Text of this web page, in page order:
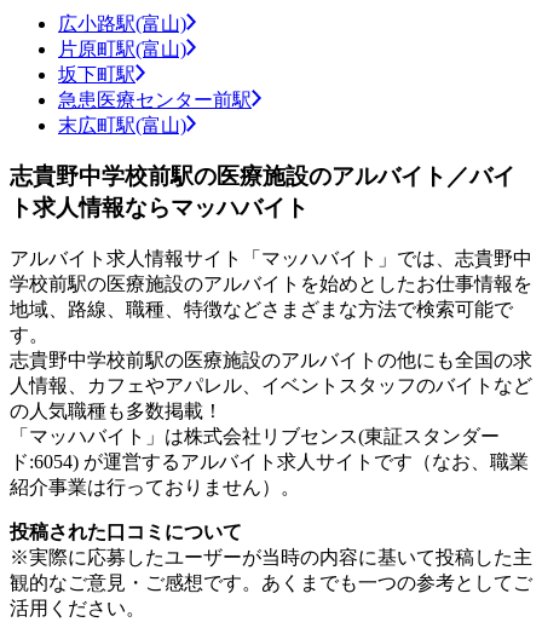
広小路駅(富山)
片原町駅(富山)
坂下町駅
急患医療センター前駅
末広町駅(富山)
志貴野中学校前駅の医療施設のアルバイト／バイ
ト求人情報ならマッハバイト
アルバイト求人情報サイト「マッハバイト」では、志貴野中
学校前駅の医療施設のアルバイトを始めとしたお仕事情報を
地域、路線、職種、特徴などさまざまな方法で検索可能で
す。
志貴野中学校前駅の医療施設のアルバイトの他にも全国の求
人情報、カフェやアパレル、イベントスタッフのバイトなど
の人気職種も多数掲載！
「マッハバイト」は株式会社リブセンス(東証スタンダー
ド:6054) が運営するアルバイト求人サイトです（なお、職業
紹介事業は行っておりません）。
投稿された口コミについて
※実際に応募したユーザーが当時の内容に基いて投稿した主
観的なご意見・ご感想です。あくまでも一つの参考としてご
活用ください。